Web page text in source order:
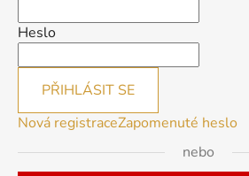
Heslo
PŘIHLÁSIT SE
Nová registraceZapomenuté heslo
nebo